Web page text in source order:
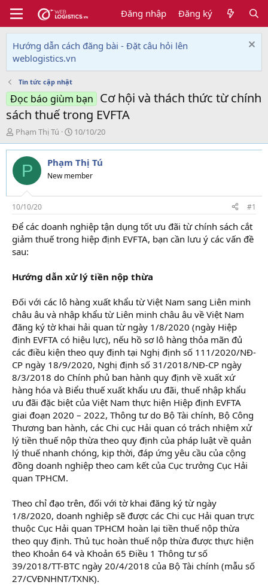
Đăng nhập Đăng ký
Hướng dẫn cách đăng bài - Đặt câu hỏi lên
weblogistics.vn
Tin tức cập nhật
Đọc báo giùm bạn Cơ hội và thách thức từ chính
sách thuế trong EVFTA
T
h
r
e
d
s
t
a
r
t
e
Phạm Thị Tú
N
g
à
y
g
i
10/10/20
P Phạm Thị Tú
New member
10/10/20 #1
Để các doanh nghiệp tận dụng tốt ưu đãi từ chính sách cắt
giảm thuế trong hiệp định EVFTA, bạn cần lưu ý các vấn đề
sau:
Hướng dẫn xử lý tiền nộp thừa
Đối với các lô hàng xuất khẩu từ Việt Nam sang Liên minh
châu âu và nhập khẩu từ Liên minh châu âu về Việt Nam
đăng ký tờ khai hải quan từ ngày 1/8/2020 (ngày Hiệp
định EVFTA có hiệu lực), nếu hồ sơ lô hàng thỏa mãn đủ
các điều kiện theo quy định tại Nghị định số 111/2020/NĐ-
CP ngày 18/9/2020, Nghị định số 31/2018/NĐ-CP ngày
8/3/2018 do Chính phủ ban hành quy định về xuất xứ
hàng hóa và Biểu thuế xuất khẩu ưu đãi, thuế nhập khẩu
ưu đãi đặc biệt của Việt Nam thực hiện Hiệp định EVFTA
giai đoạn 2020 – 2022, Thông tư do Bộ Tài chính, Bộ Công
Thương ban hành, các Chi cục Hải quan có trách nhiệm xử
lý tiền thuế nộp thừa theo quy định của pháp luật về quản
lý thuế nhanh chóng, kịp thời, đáp ứng yêu cầu của cộng
đồng doanh nghiệp theo cam kết của Cục trưởng Cục Hải
quan TPHCM.
Theo chỉ đạo trên, đối với tờ khai đăng ký từ ngày
1/8/2020, doanh nghiệp sẽ được các Chi cục Hải quan trực
thuộc Cục Hải quan TPHCM hoàn lại tiền thuế nộp thừa
theo quy định. Thủ tục hoàn thuế nộp thừa được thực hiện
theo Khoản 64 và Khoản 65 Điều 1 Thông tư số
39/2018/TT-BTC ngày 20/4/2018 của Bộ Tài chính (mẫu số
27/CVĐNHNT/TXNK).